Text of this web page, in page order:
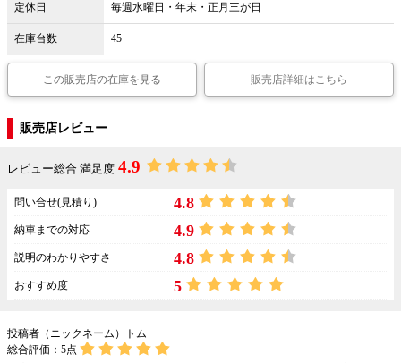
定休日 毎週水曜日・年末・正月三が日
在庫台数 45
この販売店の在庫を見る 販売店詳細はこちら
販売店レビュー
レビュー総合 満足度 4.9
問い合せ(見積り) 4.8
納車までの対応 4.9
説明のわかりやすさ 4.8
おすすめ度 5
投稿者（ニックネーム）トム
総合評価： 5点